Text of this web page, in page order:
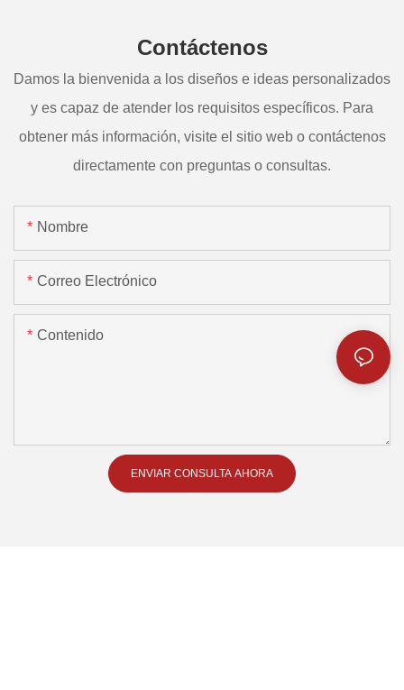
Contáctenos
Damos la bienvenida a los diseños e ideas personalizados
y es capaz de atender los requisitos específicos. Para
obtener más información, visite el sitio web o contáctenos
directamente con preguntas o consultas.
Nombre
Correo Electrónico
Contenido
ENVIAR CONSULTA AHORA